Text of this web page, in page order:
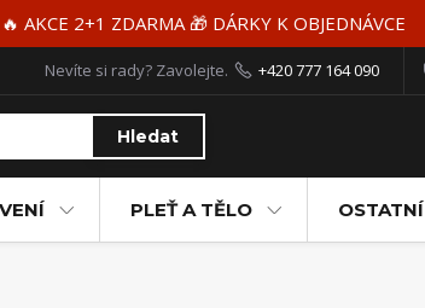
AKCE 2+1 ZDARMA 🎁 DÁRKY K OBJEDNÁVCE
Hledat
Nevíte si rady? Zavolejte. +420 777 164 090
PLEŤ A TĚLO OSTATNÍ